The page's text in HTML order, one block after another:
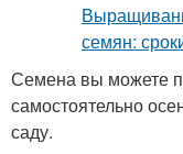
Семена вы можете
самостоятельно
саду.